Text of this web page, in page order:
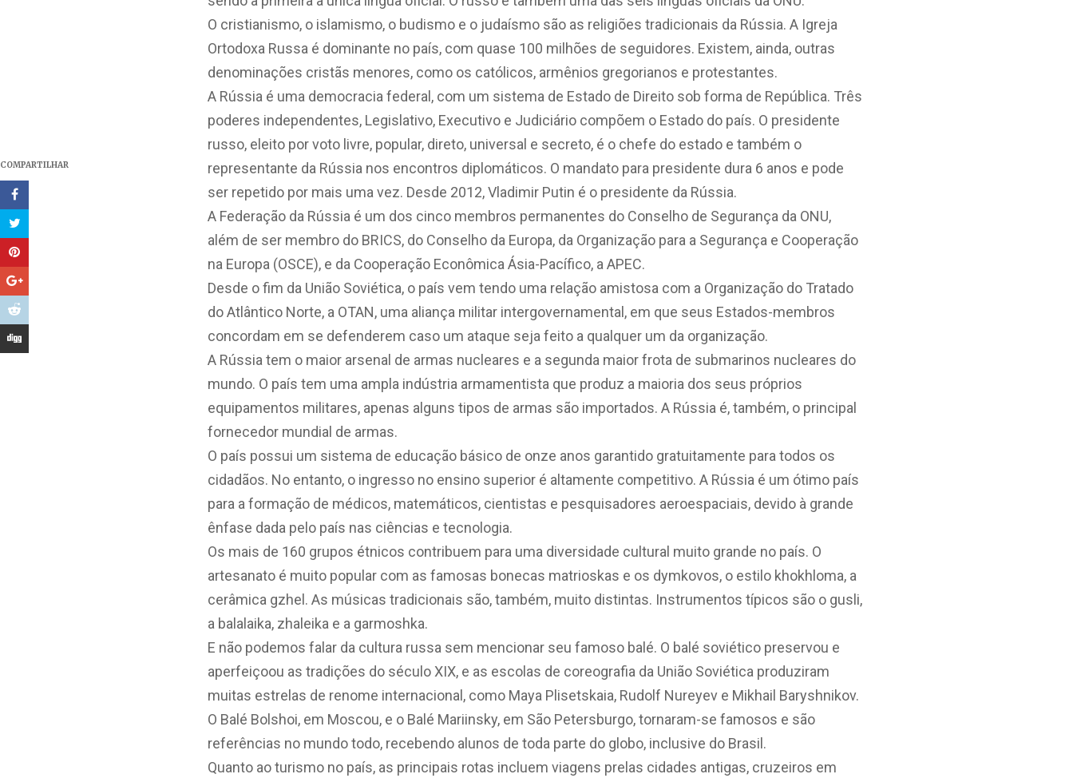
COMPARTILHAR
O cristianismo, o islamismo, o budismo e o judaísmo são as religiões tradicionais da Rússia. A Igreja
Ortodoxa Russa é dominante no país, com quase 100 milhões de seguidores. Existem, ainda, outras
denominações cristãs menores, como os católicos, armênios gregorianos e protestantes.
A Rússia é uma democracia federal, com um sistema de Estado de Direito sob forma de República. Três
poderes independentes, Legislativo, Executivo e Judiciário compõem o Estado do país. O presidente
russo, eleito por voto livre, popular, direto, universal e secreto, é o chefe do estado e também o
representante da Rússia nos encontros diplomáticos. O mandato para presidente dura 6 anos e pode
ser repetido por mais uma vez. Desde 2012, Vladimir Putin é o presidente da Rússia.
A Federação da Rússia é um dos cinco membros permanentes do Conselho de Segurança da ONU,
além de ser membro do BRICS, do Conselho da Europa, da Organização para a Segurança e Cooperação
na Europa (OSCE), e da Cooperação Econômica Ásia-Pacífico, a APEC.
Desde o fim da União Soviética, o país vem tendo uma relação amistosa com a Organização do Tratado
do Atlântico Norte, a OTAN, uma aliança militar intergovernamental, em que seus Estados-membros
concordam em se defenderem caso um ataque seja feito a qualquer um da organização.
A Rússia tem o maior arsenal de armas nucleares e a segunda maior frota de submarinos nucleares do
mundo. O país tem uma ampla indústria armamentista que produz a maioria dos seus próprios
equipamentos militares, apenas alguns tipos de armas são importados. A Rússia é, também, o principal
fornecedor mundial de armas.
O país possui um sistema de educação básico de onze anos garantido gratuitamente para todos os
cidadãos. No entanto, o ingresso no ensino superior é altamente competitivo. A Rússia é um ótimo país
para a formação de médicos, matemáticos, cientistas e pesquisadores aeroespaciais, devido à grande
ênfase dada pelo país nas ciências e tecnologia.
Os mais de 160 grupos étnicos contribuem para uma diversidade cultural muito grande no país. O
artesanato é muito popular com as famosas bonecas matrioskas e os dymkovos, o estilo khokhloma, a
cerâmica gzhel. As músicas tradicionais são, também, muito distintas. Instrumentos típicos são o gusli,
a balalaika, zhaleika e a garmoshka.
E não podemos falar da cultura russa sem mencionar seu famoso balé. O balé soviético preservou e
aperfeiçoou as tradições do século XIX, e as escolas de coreografia da União Soviética produziram
muitas estrelas de renome internacional, como Maya Plisetskaia, Rudolf Nureyev e Mikhail Baryshnikov.
O Balé Bolshoi, em Moscou, e o Balé Mariinsky, em São Petersburgo, tornaram-se famosos e são
referências no mundo todo, recebendo alunos de toda parte do globo, inclusive do Brasil.
Quanto ao turismo no país, as principais rotas incluem viagens prelas cidades antigas, cruzeiros em